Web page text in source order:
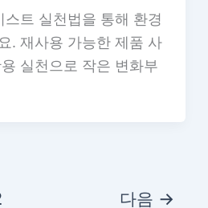
트 실천법을 통해 환경
. 재사용 가능한 제품 사
실천으로 작은 변화부
다음 →